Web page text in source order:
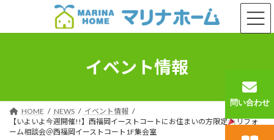
ッ
移
イベント情報
HOME NEWS
イベント情報
【いよいよ今週開催!!】西福岡イーストコートにお住まいの方限定
リフォ
ーム相談会＠西福岡イーストコート1F集会室
問い合わせ